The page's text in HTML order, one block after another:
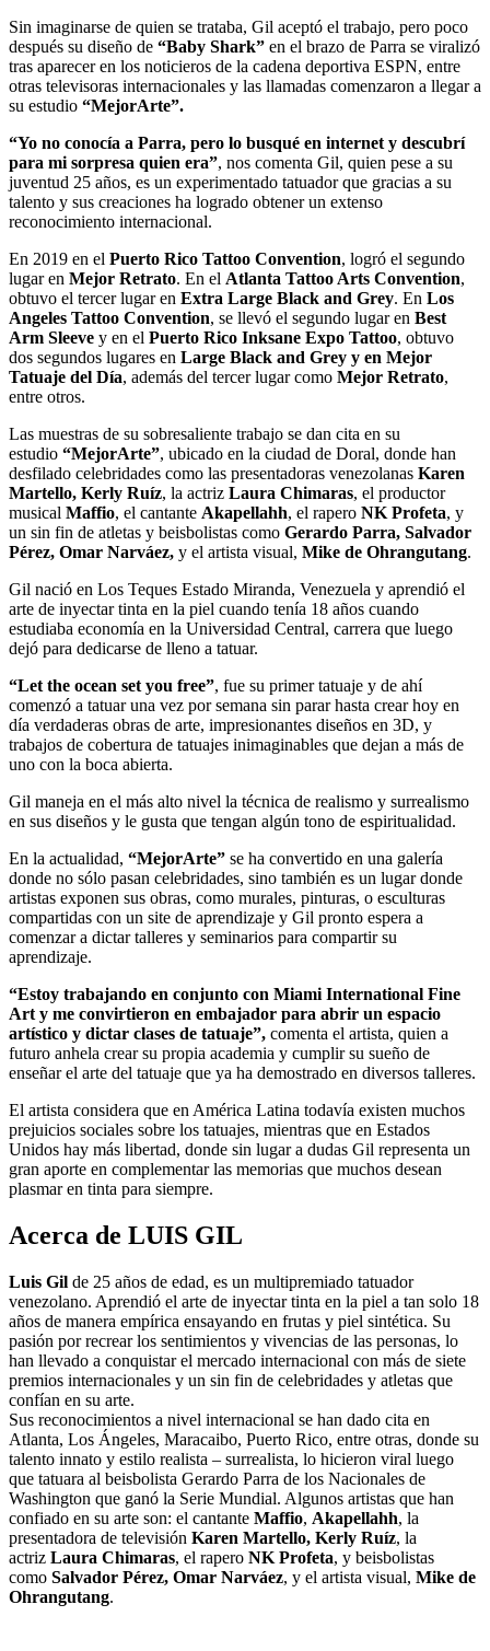
Sin imaginarse de quien se trataba, Gil aceptó el trabajo, pero poco
después su diseño de “Baby Shark” en el brazo de Parra se viralizó
tras aparecer en los noticieros de la cadena deportiva ESPN, entre
otras televisoras internacionales y las llamadas comenzaron a llegar a
su estudio “MejorArte”.
“Yo no conocía a Parra, pero lo busqué en internet y descubrí
para mi sorpresa quien era”, nos comenta Gil, quien pese a su
juventud 25 años, es un experimentado tatuador que gracias a su
talento y sus creaciones ha logrado obtener un extenso
reconocimiento internacional.
En 2019 en el Puerto Rico Tattoo Convention, logró el segundo
lugar en Mejor Retrato. En el Atlanta Tattoo Arts Convention,
obtuvo el tercer lugar en Extra Large Black and Grey. En Los
Angeles Tattoo Convention, se llevó el segundo lugar en Best
Arm Sleeve y en el Puerto Rico Inksane Expo Tattoo, obtuvo
dos segundos lugares en Large Black and Grey y en Mejor
Tatuaje del Día, además del tercer lugar como Mejor Retrato,
entre otros.
Las muestras de su sobresaliente trabajo se dan cita en su
estudio “MejorArte”, ubicado en la ciudad de Doral, donde han
desfilado celebridades como las presentadoras venezolanas Karen
Martello, Kerly Ruíz, la actriz Laura Chimaras, el productor
musical Maffio, el cantante Akapellahh, el rapero NK Profeta, y
un sin fin de atletas y beisbolistas como Gerardo Parra, Salvador
Pérez, Omar Narváez, y el artista visual, Mike de Ohrangutang.
Gil nació en Los Teques Estado Miranda, Venezuela y aprendió el
arte de inyectar tinta en la piel cuando tenía 18 años cuando
estudiaba economía en la Universidad Central, carrera que luego
dejó para dedicarse de lleno a tatuar.
“Let the ocean set you free”, fue su primer tatuaje y de ahí
comenzó a tatuar una vez por semana sin parar hasta crear hoy en
día verdaderas obras de arte, impresionantes diseños en 3D, y
trabajos de cobertura de tatuajes inimaginables que dejan a más de
uno con la boca abierta.
Gil maneja en el más alto nivel la técnica de realismo y surrealismo
en sus diseños y le gusta que tengan algún tono de espiritualidad.
En la actualidad, “MejorArte” se ha convertido en una galería
donde no sólo pasan celebridades, sino también es un lugar donde
artistas exponen sus obras, como murales, pinturas, o esculturas
compartidas con un site de aprendizaje y Gil pronto espera a
comenzar a dictar talleres y seminarios para compartir su
aprendizaje.
“Estoy trabajando en conjunto con Miami International Fine
Art y me convirtieron en embajador para abrir un espacio
artístico y dictar clases de tatuaje”, comenta el artista, quien a
futuro anhela crear su propia academia y cumplir su sueño de
enseñar el arte del tatuaje que ya ha demostrado en diversos talleres.
El artista considera que en América Latina todavía existen muchos
prejuicios sociales sobre los tatuajes, mientras que en Estados
Unidos hay más libertad, donde sin lugar a dudas Gil representa un
gran aporte en complementar las memorias que muchos desean
plasmar en tinta para siempre.
Acerca de LUIS GIL
Luis Gil de 25 años de edad, es un multipremiado tatuador
venezolano. Aprendió el arte de inyectar tinta en la piel a tan solo 18
años de manera empírica ensayando en frutas y piel sintética. Su
pasión por recrear los sentimientos y vivencias de las personas, lo
han llevado a conquistar el mercado internacional con más de siete
premios internacionales y un sin fin de celebridades y atletas que
confían en su arte.
Sus reconocimientos a nivel internacional se han dado cita en
Atlanta, Los Ángeles, Maracaibo, Puerto Rico, entre otras, donde su
talento innato y estilo realista – surrealista, lo hicieron viral luego
que tatuara al beisbolista Gerardo Parra de los Nacionales de
Washington que ganó la Serie Mundial. Algunos artistas que han
confiado en su arte son: el cantante Maffio, Akapellahh, la
presentadora de televisión Karen Martello, Kerly Ruíz, la
actriz Laura Chimaras, el rapero NK Profeta, y beisbolistas
como Salvador Pérez, Omar Narváez, y el artista visual, Mike de
Ohrangutang.